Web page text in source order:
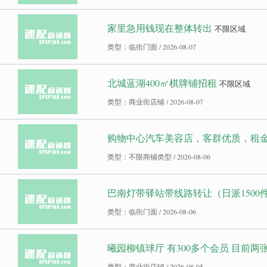
家里急用钱现在整体转出 不限区域
类型：临街门面 / 2026-08-07
北城蓝湖400㎡棋牌铺招租 不限区域
类型：商业街店铺 / 2026-08-07
购物中心汽车美容店，客群优质，租
类型：不限商铺类型 / 2026-08-06
巴南灯带驿站带线路转让（日派1500
类型：临街门面 / 2026-08-06
曦园柳镇球厅 有300多个会员 目前两